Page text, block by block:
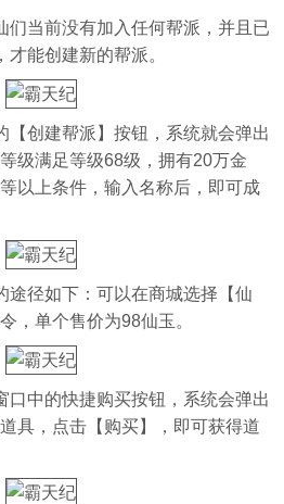
们当前没有加入任何帮派，并且已
能创建新的帮派。
【创建帮派】按钮，系统就会弹出
级满足等级68级，拥有20万金
以上条件，输入名称后，即可成
途径如下：可以在商城选择【仙
，单个售价为98仙玉。
口中的快捷购买按钮，系统会弹出
具，点击【购买】，即可获得道